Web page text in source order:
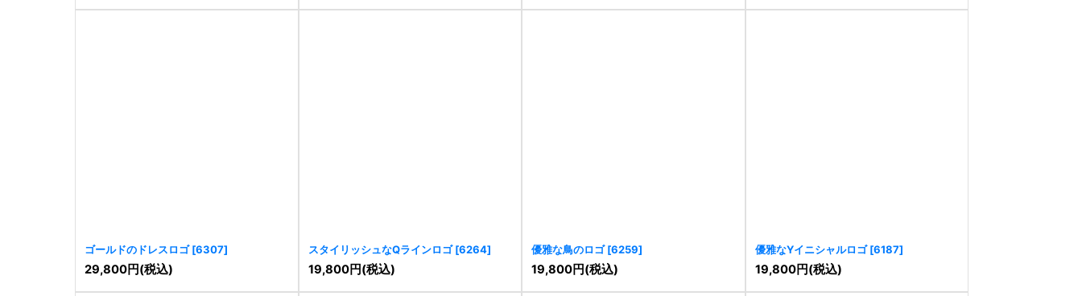
ゴールドのドレスロゴ [6307]
29,800円(税込)
スタイリッシュなQラインロゴ [6264]
19,800円(税込)
優雅な鳥のロゴ [6259]
19,800円(税込)
優雅なYイニシャルロゴ [6187]
19,800円(税込)